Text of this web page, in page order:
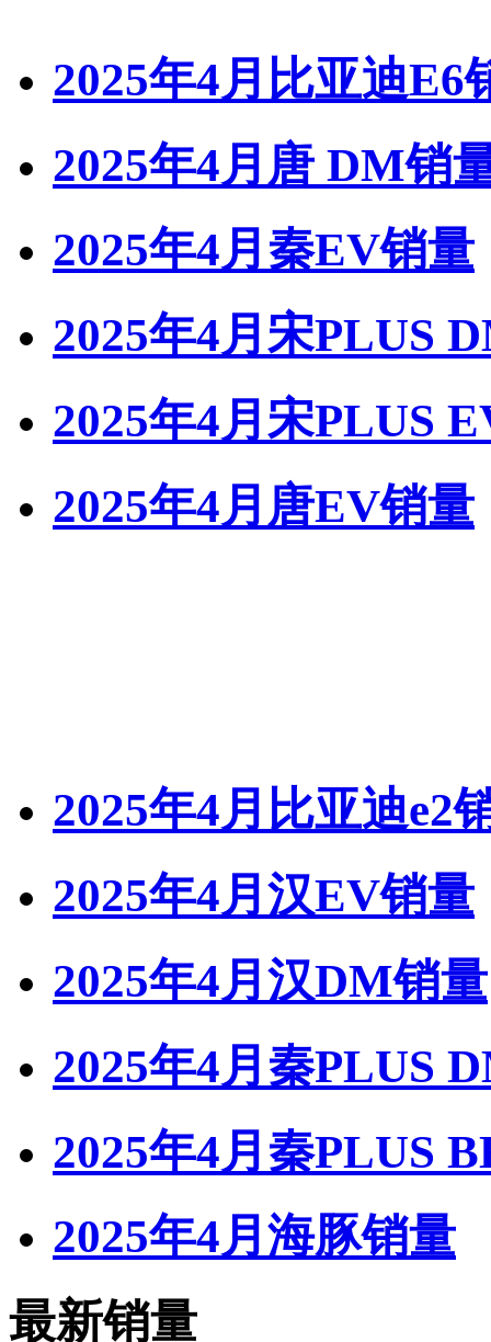
2025年4月比亚迪E6
2025年4月唐 DM销
2025年4月秦EV销量
2025年4月宋PLUS
2025年4月宋PLUS
2025年4月唐EV销量
2025年4月比亚迪e2
2025年4月汉EV销量
2025年4月汉DM销量
2025年4月秦PLUS
2025年4月秦PLUS
2025年4月海豚销量
最新销量